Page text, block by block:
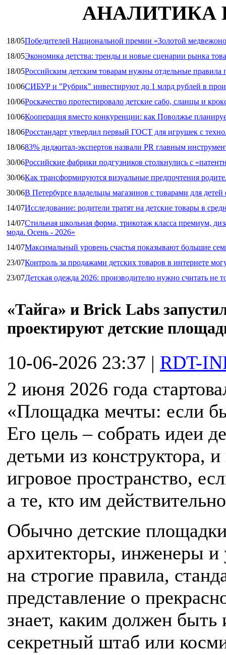
АНАЛИТИКА
18/05Победителей Национальной премии «Золотой
18/05Экономика детства: тренды и новые сценарии рынка
18/05Российским детским товарам нужны отдельные правила
10/06СИБУР и "Рубрик" инвестируют до 1 млрд рублей в
10/06Роскачество протестировало детские сабо, сланцы и
10/06Кооперация вместо конкуренции: как Поволжье
18/06Росстандарт утвердил первый ГОСТ для игрушек с
18/0683% диджитал‑экспертов назвали PR главным
30/06Российские фабрики подгузников столкнулись с
30/06Как трансформируются визуальные предпочтения
30/06В Петербурге владельцы магазинов с товарами для
14/07Исследование: родители тратят на детские товары в
14/07Стильная школьная форма, трикотаж класса премиум,
мода. Осень - 2026»
14/07Максимальный уровень счастья показывают большие
23/07Контроль за продажами детских товаров в интернете
23/07Детская одежда 2026: производителю нужно считать не
«Тайга» и Brick Labs
проектируют детские
10-06-2026 23:37 | RDT-
2 июня 2026 года
«Площадка мечты: если
Его цель – собрать идеи
детьми из конструктора,
игровое пространство,
а те, кто им
Обычно детские
архитекторы, инженеры
на строгие правила,
представление о
знает, каким должен быть
секретный штаб или